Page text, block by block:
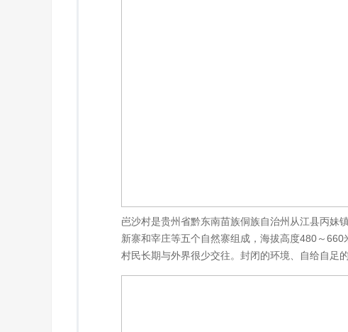
岜沙村是贵州省黔东南苗族侗族自治州从江县丙妹
新寨和宰庄等五个自然寨组成，海拔高度480～
村民长期与外界很少交往。封闭的环境、自给自足